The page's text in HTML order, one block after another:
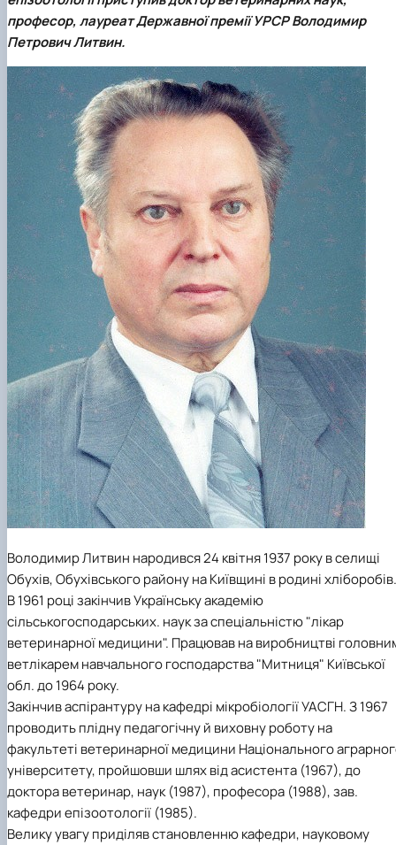
Звіти гуртка та публікації
Фотогалерея
Звіти гуртка та публікації
Фотогалерея
Звіти гуртка та публікації
професор, лауреат Державної премії УРСР Володимир
Петрович Литвин.
Володимир Литвин народився 24 квітня 1937 року в селищі
Обухів, Обухівського району на Київщині в родині хліборобів.
В 1961 році закінчив Українську академію
сільськогосподарських. наук за спеціальністю "лікар
ветеринарної медицини". Працював на виробництві
ветлікарем навчального господарства "Митниця" Київської
обл. до 1964 року.
Закінчив аспірантуру на кафедрі мікробіології УАСГН. З 1967
проводить плідну педагогічну й виховну роботу на
факультеті ветеринарної медицини Національного
університету, пройшовши шлях від асистента (1967), до
доктора ветеринар, наук (1987), професора (1988), зав.
кафедри епізоотології (1985).
Велику увагу приділяв становленню кафедри, науковому